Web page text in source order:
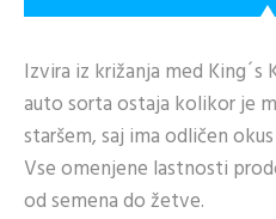
Izvira iz križanja med King´s
auto sorta ostaja kolikor je
staršem, saj ima odličen
Vse omenjene lastnosti
od semena do žetve.